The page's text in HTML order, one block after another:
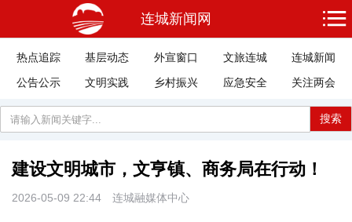
连城新闻网
热点追踪 基层动态 外宣窗口 文旅连城
连城新闻
公告公示
文明实践 乡村振兴 应急安全 关注两会
搜索
建设文明城市，文亨镇、商务局在行动！
2026-05-09 22:44 连城融媒体中心